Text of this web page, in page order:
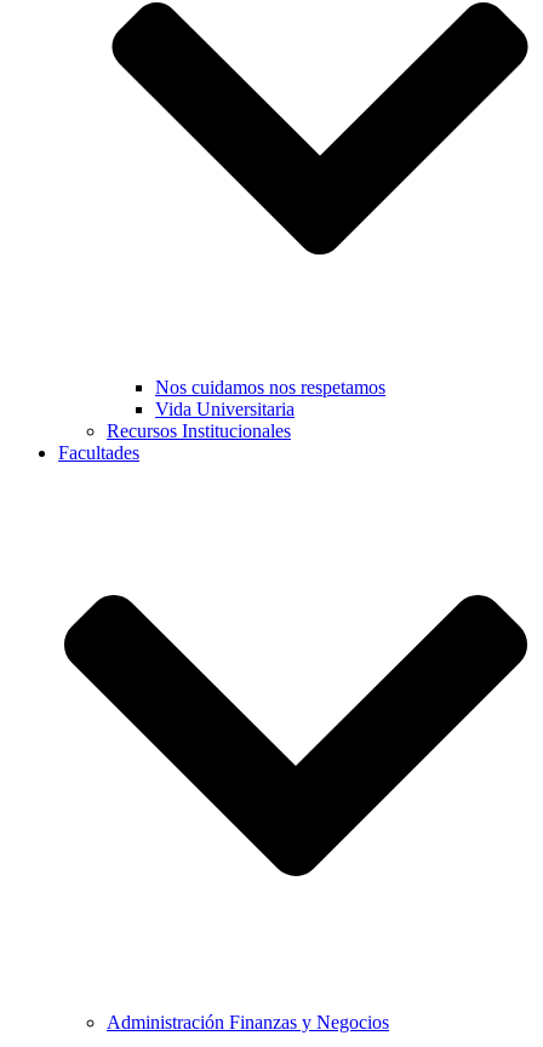
Nos cuidamos nos respetamos
Vida Universitaria
Recursos Institucionales
Facultades
Administración Finanzas y Negocios